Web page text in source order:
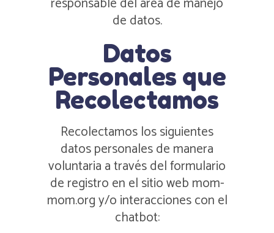
de datos.
Datos
Personales que
Recolectamos
Recolectamos los siguientes
datos personales de manera
voluntaria a través del formulario
de registro en el sitio web mom-
mom.org y/o interacciones con el
chatbot: